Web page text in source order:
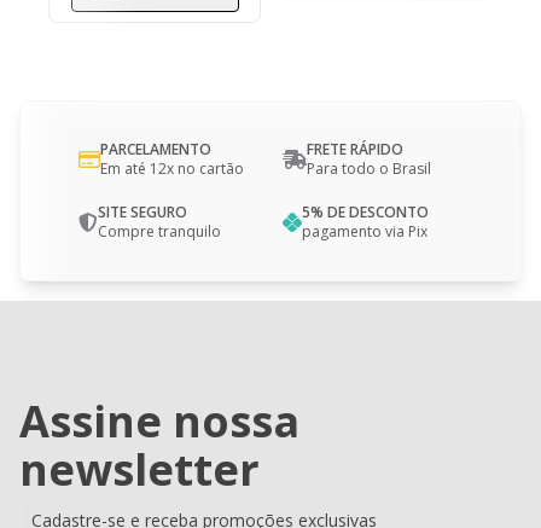
PARCELAMENTO
Em até 12x no cartão
FRETE RÁPIDO
Para todo o Brasil
SITE SEGURO
Compre tranquilo
5% DE DESCONTO
pagamento via Pix
Assine nossa
newsletter
Cadastre-se e receba promoções exclusivas